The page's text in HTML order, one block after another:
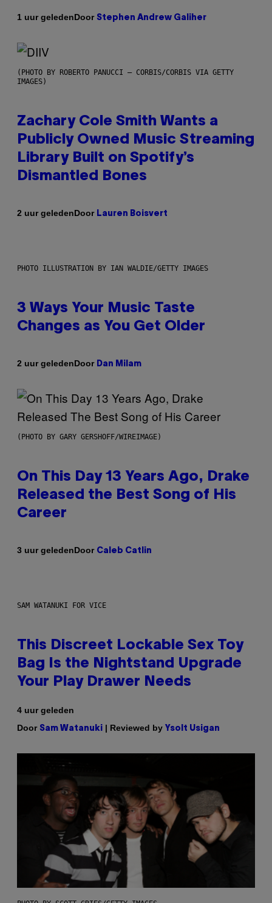
1 uur geledenDoor Stephen Andrew Galiher
(PHOTO BY ROBERTO PANUCCI – CORBIS/CORBIS VIA GETTY
IMAGES)
Zachary Cole Smith Wants a
Publicly Owned Music Streaming
Library Built on Spotify’s
Dismantled Bones
2 uur geledenDoor Lauren Boisvert
PHOTO ILLUSTRATION BY IAN WALDIE/GETTY IMAGES
3 Ways Your Music Taste
Changes as You Get Older
2 uur geledenDoor Dan Milam
(PHOTO BY GARY GERSHOFF/WIREIMAGE)
On This Day 13 Years Ago, Drake
Released the Best Song of His
Career
3 uur geledenDoor Caleb Catlin
SAM WATANUKI FOR VICE
This Discreet Lockable Sex Toy
Bag Is the Nightstand Upgrade
Your Play Drawer Needs
4 uur geleden
Door Sam Watanuki | Reviewed by Ysolt Usigan